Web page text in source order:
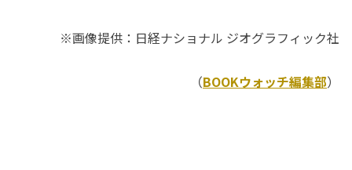
※画像提供：日経ナショナル ジオグラフィック社
（BOOKウォッチ編集部）